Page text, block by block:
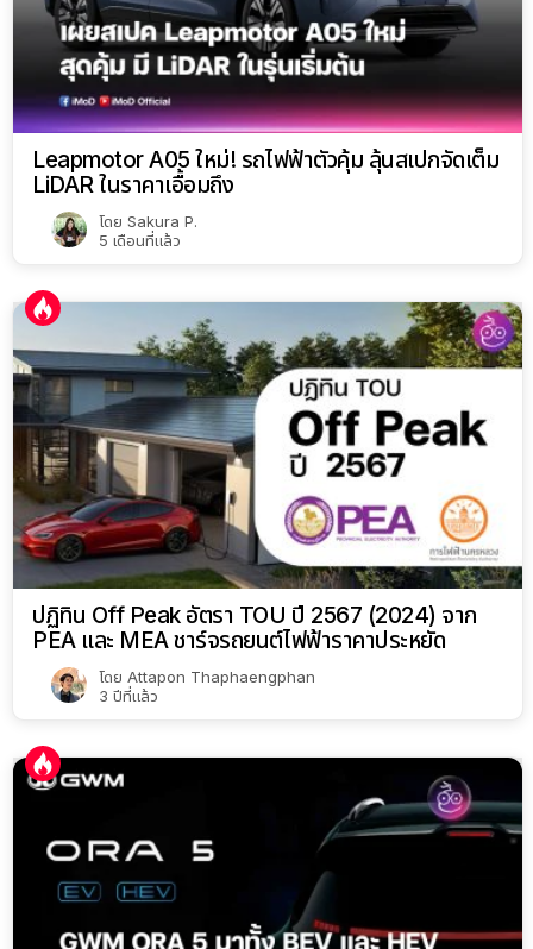
Leapmotor A05 ใหม่! รถไฟฟ้าตัวคุ้ม ลุ้นสเปกจัดเต็ม
LiDAR ในราคาเอื้อมถึง
โดย Sakura P.
5 เดือนที่แล้ว
ปฏิทิน Off Peak อัตรา TOU ปี 2567 (2024) จาก
PEA และ MEA ชาร์จรถยนต์ไฟฟ้าราคาประหยัด
โดย Attapon Thaphaengphan
3 ปีที่แล้ว